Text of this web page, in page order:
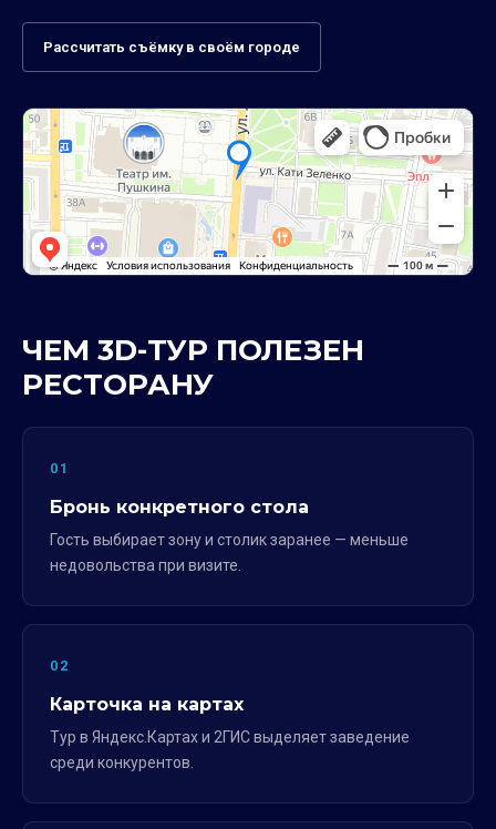
Рассчитать съёмку в своём городе
ЧЕМ 3D-ТУР ПОЛЕЗЕН
РЕСТОРАНУ
01
Бронь конкретного стола
Гость выбирает зону и столик заранее — меньше
недовольства при визите.
02
Карточка на картах
Тур в Яндекс.Картах и 2ГИС выделяет заведение
среди конкурентов.